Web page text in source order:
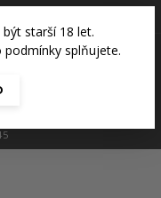
starší 18 let.
splňujete.
0 Kč